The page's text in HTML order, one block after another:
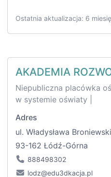
Ostatnia aktualizacja: 6
AKADEMIA
Niepubliczna placówka
w systemie oświaty |
Adres
ul. Władysława
93-162 Łódź-Górna
888498302
lodz@edu3dkacja.pl